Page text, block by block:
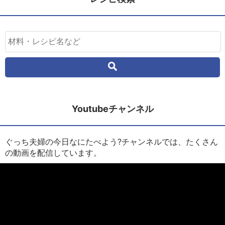
Youtubeチャンネル
ぐっち夫婦の今日なにたべよう?チャンネルでは、たくさん
の動画を配信しています。